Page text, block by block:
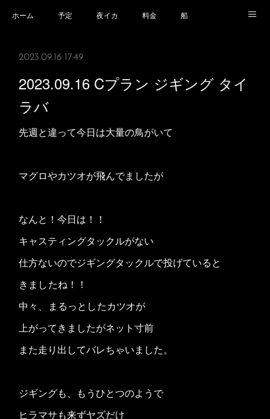
ホーム 予定 夜イカ 料金 船
2023.09.16 17:49
2023.09.16 Cプラン ジギング タイ
ラバ
先週と違って今日は大量の鳥がいて
マグロやカツオが飛んでましたが
なんと！今日は！！
キャスティングタックルがない
仕方ないのでジギングタックルで投げていると
きましたね！！
中々、まるっとしたカツオが
上がってきましたがネット寸前
また走り出してバレちゃいました。
ジギングも、もうひとつのようで
ヒラマサも来ずヤズだけ